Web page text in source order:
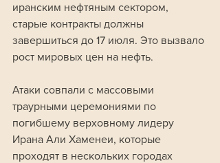
иранским нефтяным сектором,
старые контракты должны
завершиться до 17 июля. Это вызвало
рост мировых цен на нефть.
Атаки совпали с массовыми
траурными церемониями по
погибшему верховному лидеру
Ирана Али Хаменеи, которые
проходят в нескольких городах